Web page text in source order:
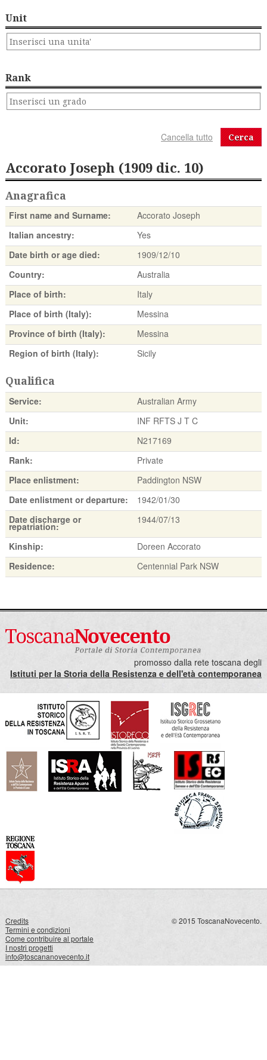
Unit
Rank
Cerca
Accorato Joseph (1909 dic. 10)
Anagrafica
First name and Surname:
Accorato Joseph
Italian ancestry:
Yes
Date birth or age died:
1909/12/10
Country:
Australia
Place of birth:
Italy
Place of birth (Italy):
Messina
Province of birth (Italy):
Messina
Region of birth (Italy):
Sicily
Qualifica
Service:
Australian Army
Unit:
INF RFTS J T C
Id:
N217169
Rank:
Private
Place enlistment:
Paddington NSW
Date enlistment or departure:
1942/01/30
Date discharge or
repatriation:
1944/07/13
Kinship:
Doreen Accorato
Residence:
Centennial Park NSW
promosso dalla rete toscana degli
Istituti per la Storia della Resistenza e dell'età contemporanea
Credits
Termini e condizioni
Come contribuire al portale
I nostri progetti
info@toscananovecento.it
© 2015 ToscanaNovecento.